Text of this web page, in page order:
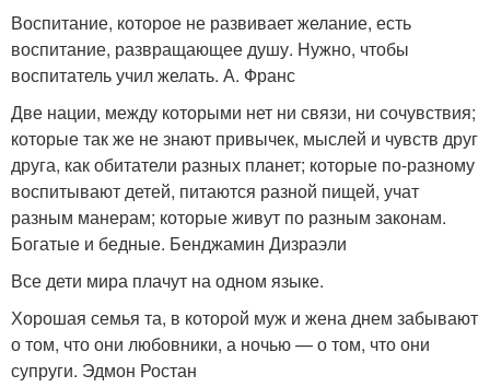
Воспитание, которое не развивает желание, есть
воспитание, развращающее душу. Нужно, чтобы
воспитатель учил желать. А. Франс
Две нации, между которыми нет ни связи, ни сочувствия;
которые так же не знают привычек, мыслей и чувств друг
друга, как обитатели разных планет; которые по-разному
воспитывают детей, питаются разной пищей, учат
разным манерам; которые живут по разным законам.
Богатые и бедные. Бенджамин Дизраэли
Все дети мира плачут на одном языке.
Хорошая семья та, в которой муж и жена днем забывают
о том, что они любовники, а ночью — о том, что они
супруги. Эдмон Ростан